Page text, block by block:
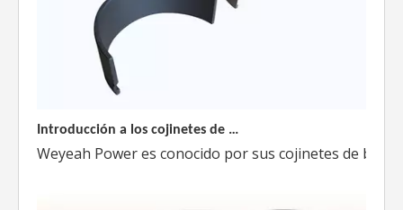
Weyeah Power es conocido por sus cojinetes de